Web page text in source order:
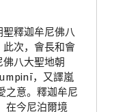
釋迦牟尼佛八
此次，會長和會
八大聖地朝
，又譯嵐
之意。釋迦牟尼
在今尼泊爾境